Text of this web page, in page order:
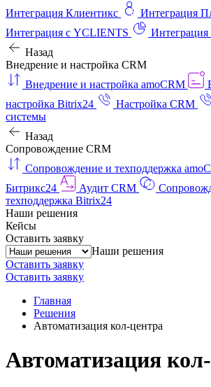
Интеграция Клиентикс
Интеграция
Интеграция с YCLIENTS
Назад
Внедрение и настройка CRM
Внедрение и настройка amoCRM
настройка Bitrix24
Настройка CRM
системы
Назад
Сопровождение CRM
Сопровождение и техподдержка
Битрикс24
Аудит CRM
техподдержка Bitrix24
Наши решения
Кейсы
Оставить заявку
Наши решения
Оставить заявку
Оставить заявку
Главная
Решения
Автоматизация кол-центра
Автоматизация